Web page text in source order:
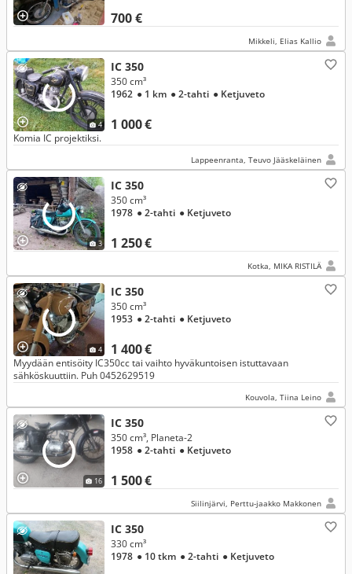
700 €
Mikkeli, Elias Kallio
4
IC 350
1 000 €
350 cm³
1962 ● 1 km ● 2-tahti ● Ketjuveto
Komia IC projektiksi.
Lappeenranta, Teuvo Jääskeläinen
3
IC 350
1 250 €
350 cm³
1978 ● 2-tahti ● Ketjuveto
Kotka, MIKA RISTILÄ
4
IC 350
1 400 €
350 cm³
1953 ● 2-tahti ● Ketjuveto
Myydään entisöity IC350cc tai vaihto hyväkuntoisen istuttavaan
sähköskuuttiin. Puh 0452629519
Kouvola, Tiina Leino
16
IC 350
1 500 €
350 cm³, Planeta-2
1958 ● 2-tahti ● Ketjuveto
Siilinjärvi, Perttu-jaakko Makkonen
IC 350
330 cm³
1978 ● 10 tkm ● 2-tahti ● Ketjuveto